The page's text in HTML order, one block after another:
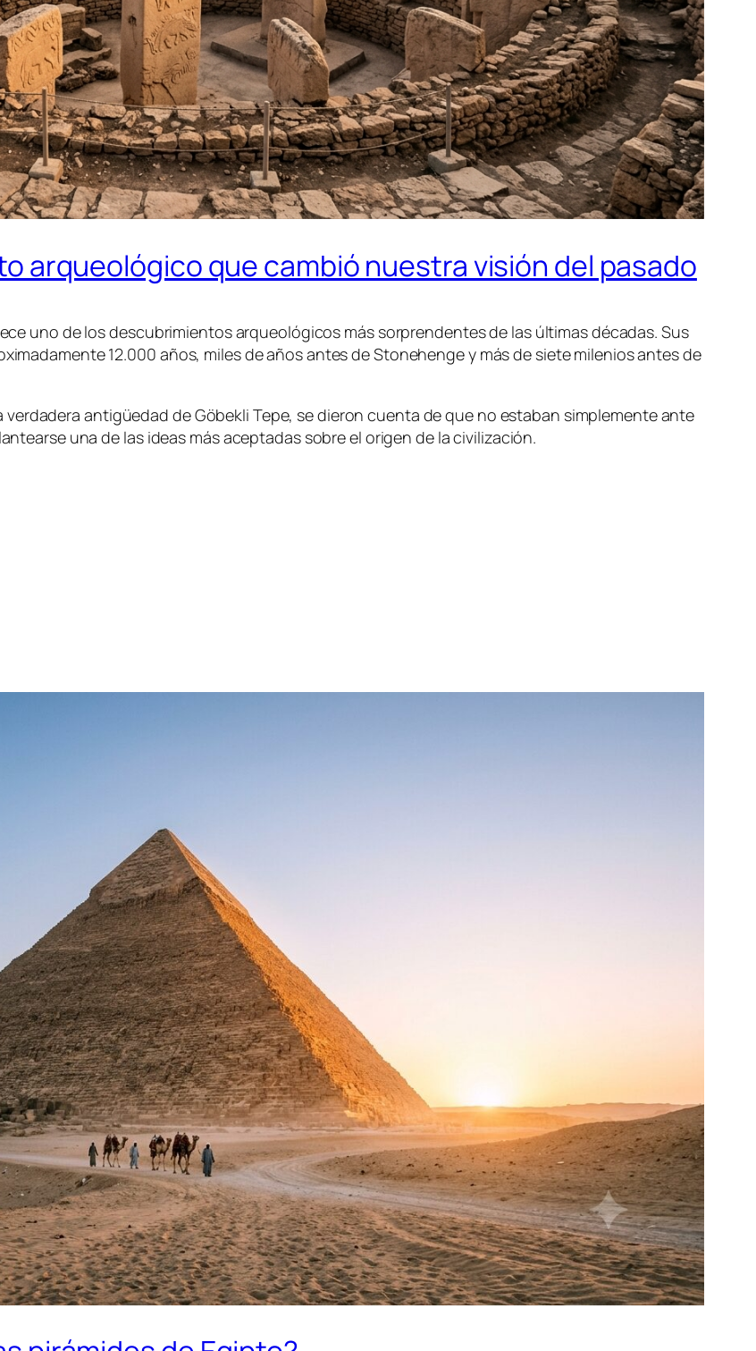
arqueológico que cambió nuestra visión del pasado
uno de los descubrimientos arqueológicos más sorprendentes de las últimas décadas. Sus
12.000 años, miles de años antes de Stonehenge y más de siete milenios antes de
antigüedad de Göbekli Tepe, se dieron cuenta de que no estaban simplemente ante
una de las ideas más aceptadas sobre el origen de la civilización.